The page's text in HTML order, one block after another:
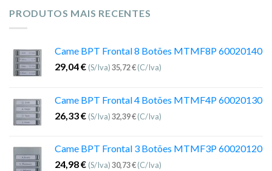
PRODUTOS MAIS RECENTES
Came BPT Frontal 8 Botões MTMF8P 60020140
29,04€ (S/Iva)35,72€(C/Iva)
Came BPT Frontal 4 Botões MTMF4P 60020130
26,33€ (S/Iva)32,39€(C/Iva)
Came BPT Frontal 3 Botões MTMF3P 60020120
24,98€ (S/Iva)30,73€(C/Iva)